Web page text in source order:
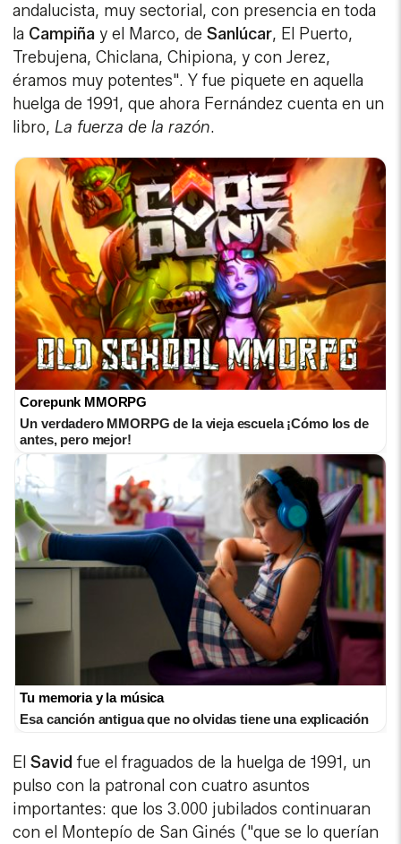
andalucista, muy sectorial, con presencia en toda
la Campiñay el Marco, deSanlúcar, El Puerto,
Trebujena, Chiclana, Chipiona, y con Jerez,
éramos muy potentes". Y fue piquete en aquella
huelga de 1991, que ahora Fernández cuenta en un
libro,La fuerza de la razón.
Corepunk MMORPG
Un verdadero MMORPG de la vieja escuela ¡Cómo los de
antes, pero mejor!
Tu memoria y la música
Esa canción antigua que no olvidas tiene una explicación
ElSavid fue el fraguados de la huelga de 1991, un
pulso con la patronal con cuatro asuntos
importantes: que los 3.000 jubilados continuaran
con el Montepío de San Ginés ("que se lo querían